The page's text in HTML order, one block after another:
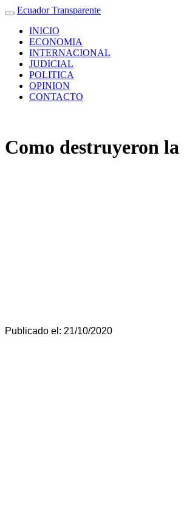
Ecuador Transparente
INICIO
ECONOMIA
INTERNACIONAL
JUDICIAL
POLITICA
OPINION
CONTACTO
Como destruyeron
Publicado el: 21/10/2020